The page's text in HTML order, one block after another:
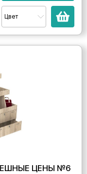
Цвет
ЦЕНЫ №6